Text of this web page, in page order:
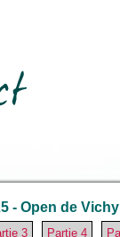
- Open de
3 Partie 4